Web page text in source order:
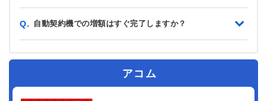
Q. 自動契約機での増額はすぐ完了しますか？
アコム